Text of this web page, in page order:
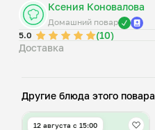
Ксения Коновалова
Домашний повар
5.0
(10)
Доставка
Другие блюда этого повара
12 августа с 15:00